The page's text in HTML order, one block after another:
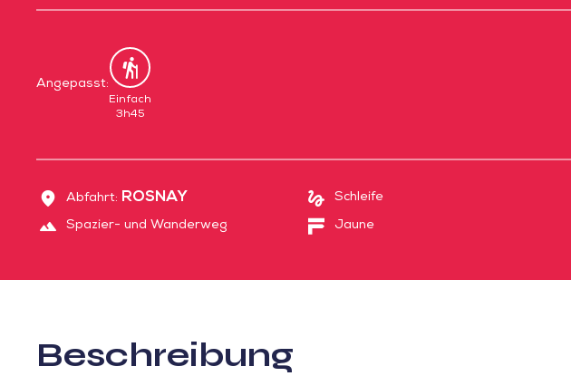
Angepasst:
Spaziergang
Einfach
3h45
Abfahrt: ROSNAY Schleife
Spazier- und Wanderweg Jaune
Beschreibung